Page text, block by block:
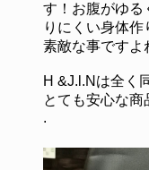
す！お腹がゆる
りにくい身体
素敵な事ですよ
H &J.l.Nは全く
とても安心な商
.